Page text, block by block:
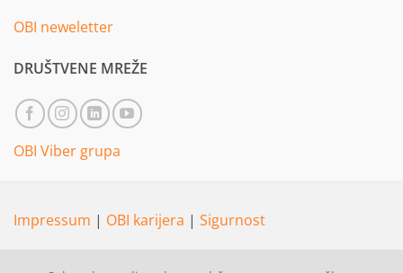
OBI neweletter
DRUŠTVENE MREŽE
OBI Viber grupa
Impressum | OBI karijera | Sigurnost